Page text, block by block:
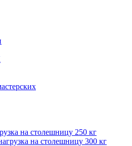
на столешницу 250 кг
на столешницу 300 кг